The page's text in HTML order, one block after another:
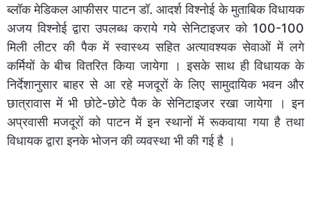
ब्लॉक मेडिकल आफीसर पाटन डॉ. आदर्श विश्नोई के मुताबिक विधायक
अजय विश्नोई द्वारा उपलब्ध कराये गये सेनिटाइजर को 100-100
मिली लीटर की पैक में स्वास्थ्य सहित अत्यावश्यक सेवाओं में लगे
कर्मियों के बीच वितरित किया जायेगा । इसके साथ ही विधायक के
निर्देशानुसार बाहर से आ रहे मजदूरों के लिए सामुदायिक भवन और
छात्रावास में भी छोटे-छोटे पैक के सेनिटाइजर रखा जायेगा । इन
अप्रवासी मजदूरों को पाटन में इन स्थानों में रूकवाया गया है तथा
विधायक द्वारा इनके भोजन की व्यवस्था भी की गई है ।